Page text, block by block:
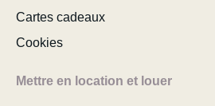
Cartes cadeaux
Cookies
Mettre en location et louer